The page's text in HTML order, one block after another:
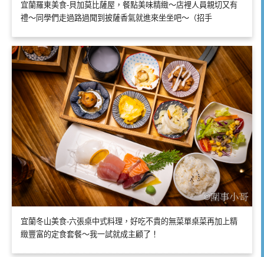
宜蘭羅東美食-貝加莫比薩屋，餐點美味精緻～店裡人員親切又有
禮～同學們走過路過聞到披薩香氣就進來坐坐吧～（招手
宜蘭冬山美食-六張桌中式料理，好吃不貴的無菜單桌菜再加上精
緻豐富的定食套餐～我一試就成主顧了！